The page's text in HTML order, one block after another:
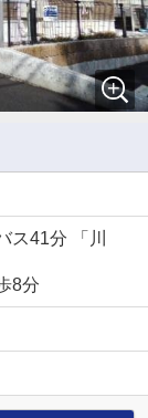
ス41分 「川
8分